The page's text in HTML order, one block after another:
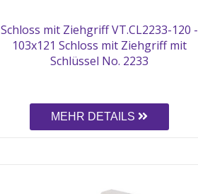
Schloss mit Ziehgriff VT.CL2233-120 -
103x121 Schloss mit Ziehgriff mit
Schlüssel No. 2233
MEHR DETAILS